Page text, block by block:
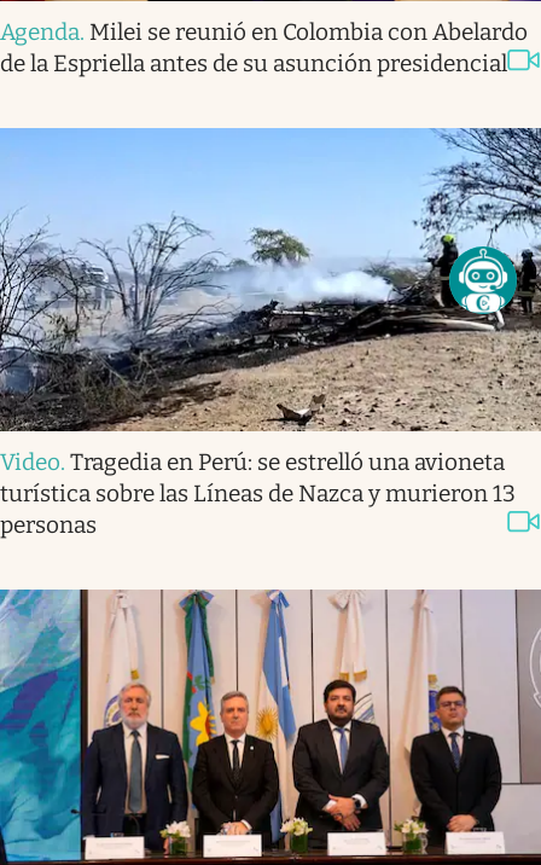
Agenda. Milei se reunió en Colombia con Abelardo
de la Espriella antes de su asunción presidencial
Video. Tragedia en Perú: se estrelló una avioneta
turística sobre las Líneas de Nazca y murieron 13
personas